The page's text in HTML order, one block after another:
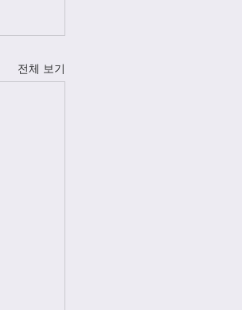
전체 보기